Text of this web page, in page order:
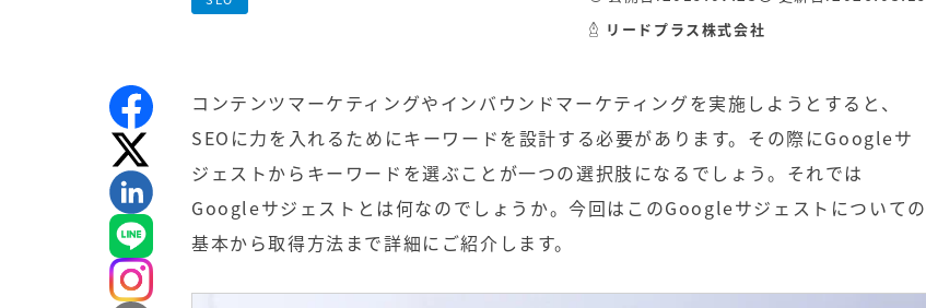
リードプラス株式会社
コンテンツマーケティングやインバウンドマーケティングを実施しようとすると、
SEOに力を入れるためにキーワードを設計する必要があります。その際にGoogleサ
ジェストからキーワードを選ぶことが一つの選択肢になるでしょう。それでは
Googleサジェストとは何なのでしょうか。今回はこのGoogleサジェストについての
基本から取得方法まで詳細にご紹介します。